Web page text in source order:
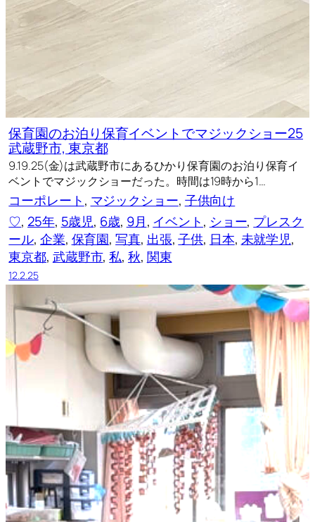
保育園のお泊り保育イベントでマジックショー25
武蔵野市, 東京都
9.19.25(金)は武蔵野市にあるひかり保育園のお泊り保育イ
ベントでマジックショーだった。時間は19時から1…
コーポレート, マジックショー, 子供向け
♡, 25年, 5歳児, 6歳, 9月, イベント, ショー, プレスク
ール, 企業, 保育園, 写真, 出張, 子供, 日本, 未就学児
東京都, 武蔵野市, 私, 秋, 関東
12.2.25